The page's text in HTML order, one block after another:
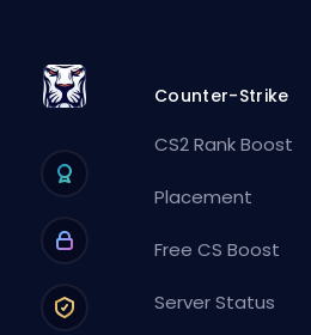
Counter-Strike
CS2 Rank Boost
Placement
Free CS Boost
Server Status